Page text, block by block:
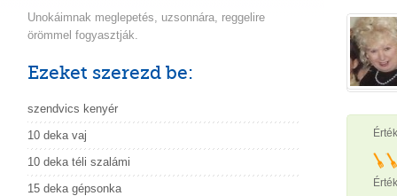
Unokáimnak meglepetés, uzsonnára, reggelire
örömmel fogyasztják.
Ezeket szerezd be:
szendvics kenyér
10 deka vaj
10 deka téli szalámi
15 deka gépsonka